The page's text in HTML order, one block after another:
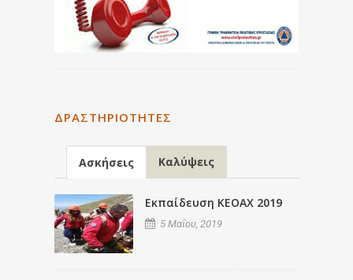
ΔΡΑΣΤΗΡΙΌΤΗΤΕΣ
Ασκήσεις Καλύψεις
Εκπαίδευση ΚΕΟΑΧ 2019
5 Μαΐου, 2019